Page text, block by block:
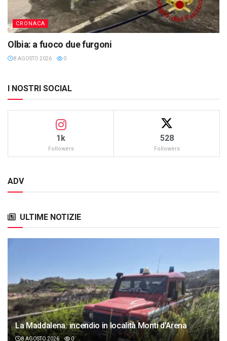
CRONACA
Olbia: a fuoco due furgoni
8 AGOSTO 2026 0
I NOSTRI SOCIAL
1k
Followers
528
Followers
ADV
ULTIME NOTIZIE
La Maddalena: incendio in località Monti d’Arena
8 AGOSTO 2026 0